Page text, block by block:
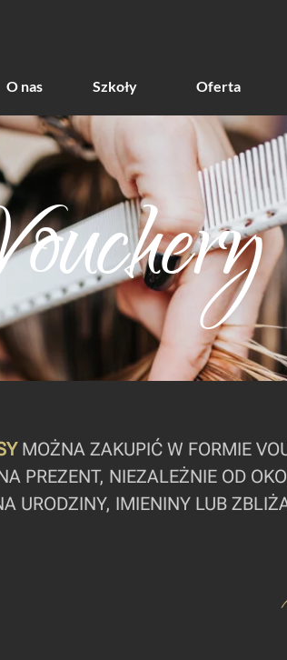
O nas Szkoły Oferta
MOŻNA ZAKUPIĆ W FORMIE
PREZENT, NIEZALEŻNIE OD
URODZINY, IMIENINY LUB